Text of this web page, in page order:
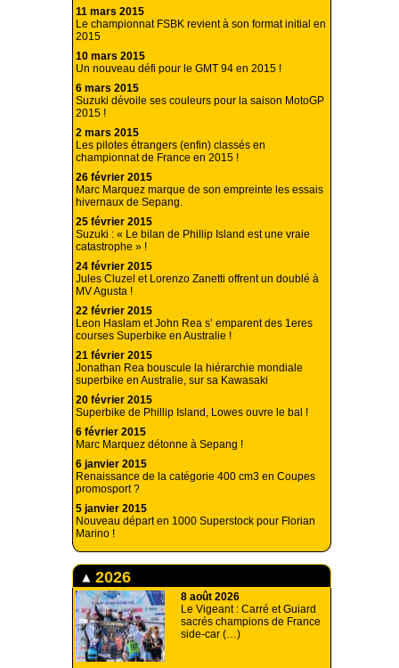
11 mars 2015
Le championnat FSBK revient à son format initial en
2015
10 mars 2015
Un nouveau défi pour le GMT 94 en 2015 !
6 mars 2015
Suzuki dévoile ses couleurs pour la saison MotoGP
2015 !
2 mars 2015
Les pilotes étrangers (enfin) classés en
championnat de France en 2015 !
26 février 2015
Marc Marquez marque de son empreinte les essais
hivernaux de Sepang.
25 février 2015
Suzuki : « Le bilan de Phillip Island est une vraie
catastrophe » !
24 février 2015
Jules Cluzel et Lorenzo Zanetti offrent un doublé à
MV Agusta !
22 février 2015
Leon Haslam et John Rea s’ emparent des 1eres
courses Superbike en Australie !
21 février 2015
Jonathan Rea bouscule la hiérarchie mondiale
superbike en Australie, sur sa Kawasaki
20 février 2015
Superbike de Phillip Island, Lowes ouvre le bal !
6 février 2015
Marc Marquez détonne à Sepang !
6 janvier 2015
Renaissance de la catégorie 400 cm3 en Coupes
promosport ?
5 janvier 2015
Nouveau départ en 1000 Superstock pour Florian
Marino !
2026
8 août 2026
Le Vigeant : Carré et Guiard
sacrés champions de France
side-car (…)